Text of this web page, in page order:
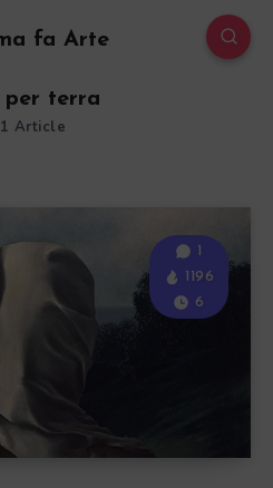
fa Arte
per terra
1 Article
1
1196
6